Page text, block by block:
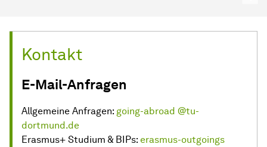
Kontakt
E-Mail-Anfragen
Allgemeine Anfragen: going-abroad @tu-
dortmund.de
Erasmus+ Studium & BIPs: erasmus-outgoings